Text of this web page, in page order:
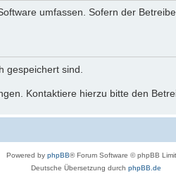
umfassen. Sofern der
gespeichert sind.
Kontaktiere hierzu bitte den
Powered by phpBB® Forum Software © phpBB
Deutsche Übersetzung durch phpBB.de